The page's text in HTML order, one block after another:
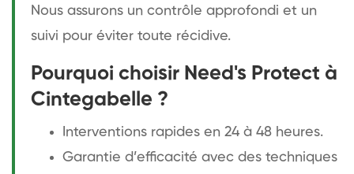
Nous assurons un contrôle approfondi et un
suivi pour éviter toute récidive.
Pourquoi choisir Need's Protect à
Cintegabelle ?
Interventions rapides en 24 à 48 heures.
Garantie d’efficacité avec des techniques